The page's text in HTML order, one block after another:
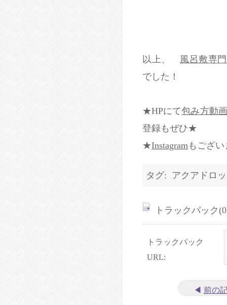
以上、 風呂敷専
でした！
★HPにて包み方動画
登録もぜひ★
★Instagramもござ
タグ: アクアドロ
トラックバック
トラックバック
URL:
◀ 前の